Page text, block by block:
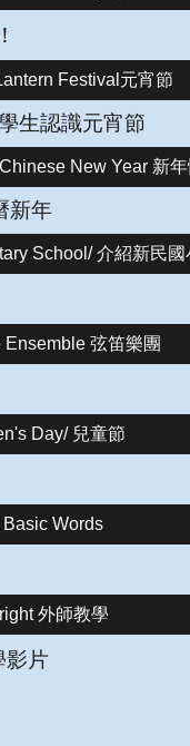
Festival元宵節
生認識元宵節
New Year 新
新年
School/ 介紹新民國
Ensemble 弦笛樂團
Day/ 兒童節
Words
外師教學
影片